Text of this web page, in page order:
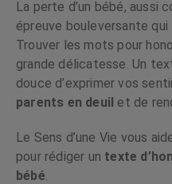
La perte d’un bébé, aussi
épreuve bouleversante qui
Trouver les mots pour
grande délicatesse. Un
douce d’exprimer vos
parents en deuil et de
Le Sens d’une Vie vous
pour rédiger un texte
bébé.